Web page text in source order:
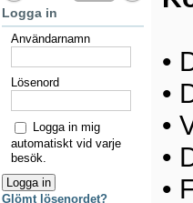
•
•
•
•
•
Logga in
Användarnamn
Lösenord
Logga in mig
automatiskt vid varje
besök.
Glömt lösenordet?